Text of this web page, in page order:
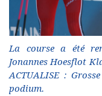
La course a été
Jonannes Hoesflot
ACTUALISE :
podium.